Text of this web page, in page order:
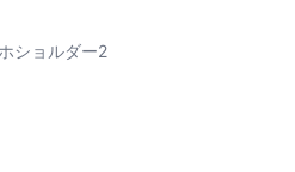
ショルダー2